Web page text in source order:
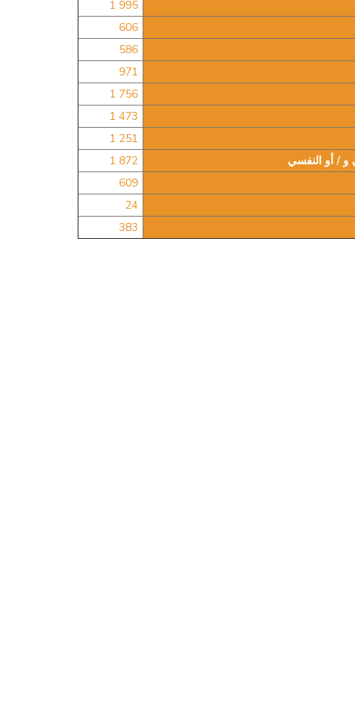
1 995
606
586
971
1 756
1 473
1 251
و / أو النفسي
1 872
609
24
383